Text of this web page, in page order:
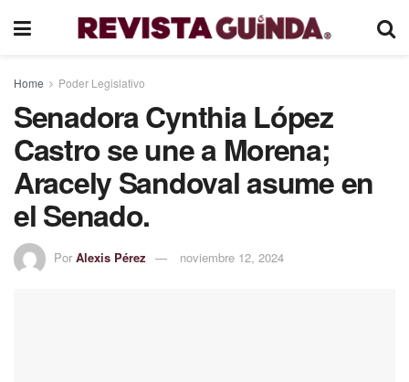
Home Poder Legislativo
Senadora Cynthia López
Castro se une a Morena;
Aracely Sandoval asume en
el Senado.
Por Alexis Pérez noviembre 12, 2024